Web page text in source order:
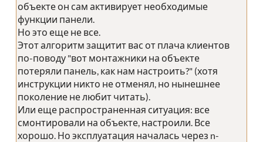
объекте он сам активирует необходимые
функции панели.
Но это еще не все.
Этот алгоритм защитит вас от плача клиентов
по-поводу "вот монтажники на объекте
потеряли панель, как нам настроить?" (хотя
инструкции никто не отменял, но нынешнее
поколение не любит читать).
Или еще распространенная ситуация: все
смонтировали на объекте, настроили. Все
хорошо. Но эксплуатация началась через n-